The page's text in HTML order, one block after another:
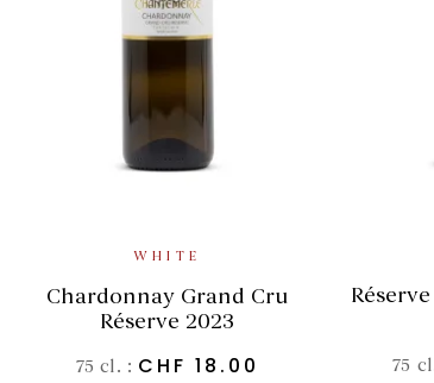
ADD TO BASKET
WHITE
Chardonnay Grand Cru
Réserve 2023
75 cl. : CHF 18.00 75